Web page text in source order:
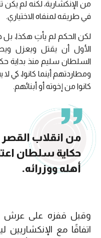
من الإنكشارية، لكنه لم
في طريقه لمنفاه الاختياري.
لكن الحكم لم يأتِ هكذا،
الأول أن يقتل ويعزل
السلطان سليم منذ بداية
ومطاردتهم أينما كانوا، كي
كانوا من إخوته أو أبنائهم.
من انقلاب
حكاية سلطان
أهله ووزرائه.
وقبل قفزه على عرش
اتفاقًا مع الإنكشاريين